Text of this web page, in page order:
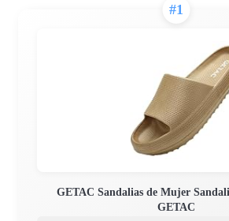
#1
GETAC Sandalias de Mujer
GETAC